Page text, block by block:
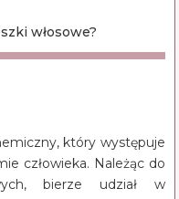
włosowe?
który występuje
człowieka. Należąc do
bierze udział w